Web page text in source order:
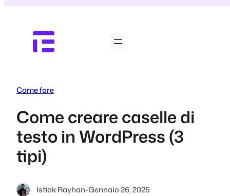
contenuto
Come fare
Come creare caselle di
testo in WordPress (3
tipi)
Istiak Rayhan-Gennaio 26, 2025